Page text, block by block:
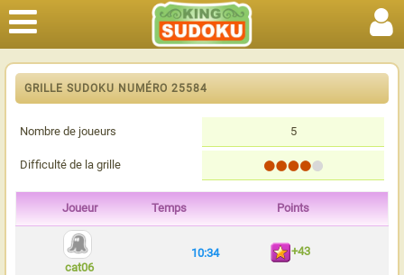
GRILLE SUDOKU NUMÉRO 25584
Nombre de joueurs 5
Difficulté de la grille
Joueur Temps Points
cat06
10:34 +43